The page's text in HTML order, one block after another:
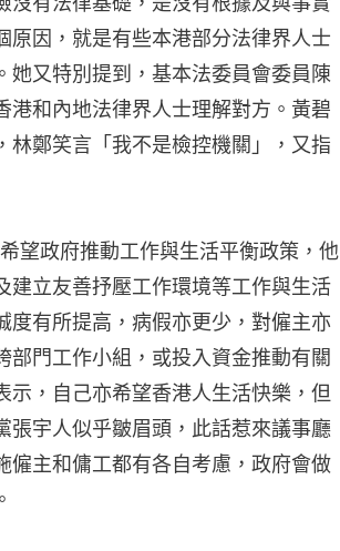
原因，就是有些本港部分法律界人士
她又特別提到，基本法委員會委員陳
港和內地法律界人士理解對方。黃碧
林鄭笑言「我不是檢控機關」，又指
望政府推動工作與生活平衡政策，他
建立友善抒壓工作環境等工作與生活
度有所提高，病假亦更少，對僱主亦
部門工作小組，或投入資金推動有關
，自己亦希望香港人生活快樂，但
張宇人似乎皺眉頭，此話惹來議事廳
僱主和傭工都有各自考慮，政府會做